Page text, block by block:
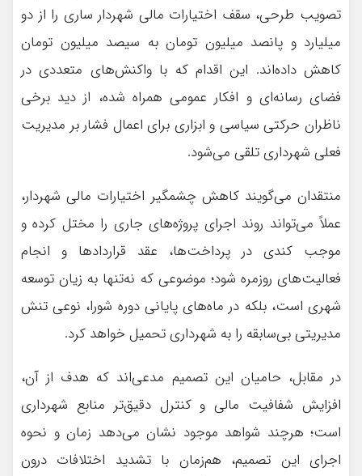
تصویب طرحی، سقف اختیارات مالی شهردار ساری را از دو
میلیارد و پانصد میلیون تومان به سیصد میلیون تومان
کاهش داده‌اند. این اقدام که با واکنش‌های متعددی در
فضای رسانه‌ای و افکار عمومی همراه شده، از دید برخی
ناظران حرکتی سیاسی و ابزاری برای اعمال فشار بر مدیریت
فعلی شهرداری تلقی می‌شود.
منتقدان می‌گویند کاهش چشمگیر اختیارات مالی شهردار،
عملاً می‌تواند روند اجرای پروژه‌های جاری را مختل کرده و
موجب کندی در پرداخت‌ها، عقد قراردادها و انجام
فعالیت‌های روزمره شود؛ موضوعی که نه‌تنها به زیان توسعه
شهری است، بلکه در ماه‌های پایانی دوره شورا، نوعی تنش
مدیریتی بی‌سابقه را به شهرداری تحمیل خواهد کرد.
در مقابل، حامیان این تصمیم مدعی‌اند که هدف از آن،
افزایش شفافیت مالی و کنترل دقیق‌تر منابع شهرداری
است؛ هرچند شواهد موجود نشان می‌دهد زمان و نحوه
اجرای این تصمیم، هم‌زمان با تشدید اختلافات درون